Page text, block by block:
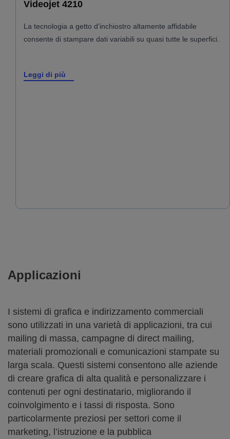
Videojet 4210
La tecnologia a getto d’inchiostro altamente affidabile
consente di stampare dati variabili su quasi tutte le superfici.
Leggi di più
Applicazioni
I sistemi di grafica e indirizzamento commerciali
sono utilizzati in una varietà di applicazioni, tra cui
mailing di massa, campagne di direct mailing,
materiali promozionali e comunicazioni stampate su
larga scala. Questi sistemi consentono alle aziende
di creare grafica di alta qualità e personalizzare i
contenuti per ogni destinatario, migliorando il
coinvolgimento e i tassi di risposta. Sono
particolarmente preziosi per settori come il
marketing, l’istruzione e la pubblica